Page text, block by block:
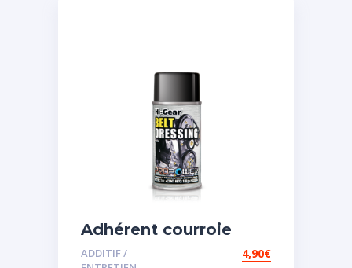
Adhérent courroie
ADDITIF /
4,90€